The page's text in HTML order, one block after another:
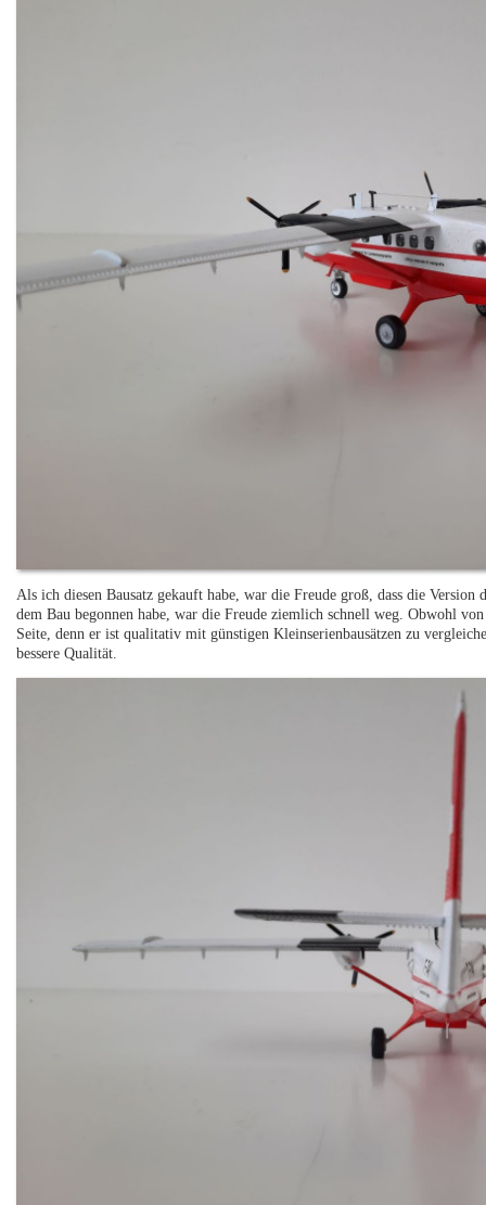
Als ich diesen Bausatz gekauft habe, war die Freude groß, dass die
dem Bau begonnen habe, war die Freude ziemlich schnell weg. Obwohl
Seite, denn er ist qualitativ mit günstigen Kleinserienbausätzen zu
bessere Qualität.